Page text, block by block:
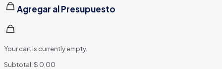
Agregar al Presupuesto
Your cart is currently empty.
Subtotal:$ 0,00